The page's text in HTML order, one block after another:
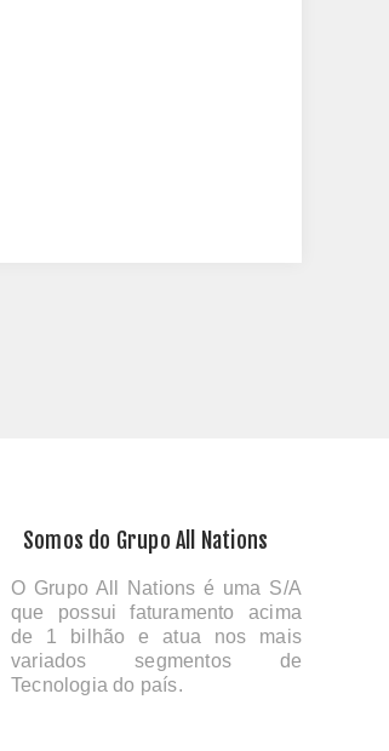
Somos do Grupo All Nations
O Grupo All Nations é uma S/A
que possui faturamento acima
de 1 bilhão e atua nos mais
variados segmentos de
Tecnologia do país.